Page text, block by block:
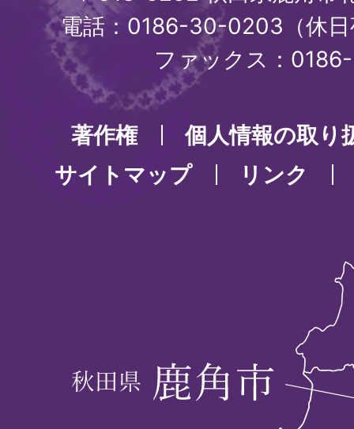
電話：0186-30-0203（休
ファックス：
著作権
個人情報の取り
サイトマップ
リンク